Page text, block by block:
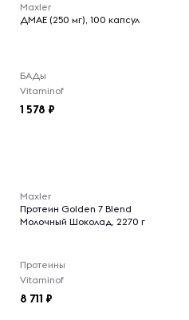
Maxler
ДМАЕ (250 мг), 100 капсул
БАДы
Vitaminof
1 578
Maxler
Протеин Golden 7 Blend
Молочный Шоколад, 2270 г
Протеины
Vitaminof
8 711